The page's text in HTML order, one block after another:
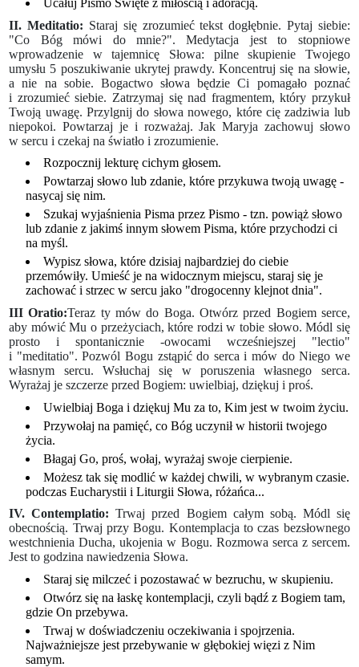
Ucałuj Pismo Święte z miłością i adoracją.
II. Meditatio: Staraj się zrozumieć tekst dogłębnie. Pytaj siebie:
"Co Bóg mówi do mnie?". Medytacja jest to stopniowe
wprowadzenie w tajemnicę Słowa: pilne skupienie Twojego
umysłu 5 poszukiwanie ukrytej prawdy. Koncentruj się na słowie,
a nie na sobie. Bogactwo słowa będzie Ci pomagało poznać
i zrozumieć siebie. Zatrzymaj się nad fragmentem, który przykuł
Twoją uwagę. Przylgnij do słowa nowego, które cię zadziwia lub
niepokoi. Powtarzaj je i rozważaj. Jak Maryja zachowuj słowo
w sercu i czekaj na światło i zrozumienie.
Rozpocznij lekturę cichym głosem.
Powtarzaj słowo lub zdanie, które przykuwa twoją uwagę -
nasycaj się nim.
Szukaj wyjaśnienia Pisma przez Pismo - tzn. powiąż słowo
lub zdanie z jakimś innym słowem Pisma, które przychodzi ci
na myśl.
Wypisz słowa, które dzisiaj najbardziej do ciebie
przemówiły. Umieść je na widocznym miejscu, staraj się je
zachować i strzec w sercu jako "drogocenny klejnot dnia".
III Oratio:Teraz ty mów do Boga. Otwórz przed Bogiem serce,
aby mówić Mu o przeżyciach, które rodzi w tobie słowo. Módl się
prosto i spontanicznie -owocami wcześniejszej "lectio"
i "meditatio". Pozwól Bogu zstąpić do serca i mów do Niego we
własnym sercu. Wsłuchaj się w poruszenia własnego serca.
Wyrażaj je szczerze przed Bogiem: uwielbiaj, dziękuj i proś.
Uwielbiaj Boga i dziękuj Mu za to, Kim jest w twoim życiu.
Przywołaj na pamięć, co Bóg uczynił w historii twojego
życia.
Błagaj Go, proś, wołaj, wyrażaj swoje cierpienie.
Możesz tak się modlić w każdej chwili, w wybranym czasie.
podczas Eucharystii i Liturgii Słowa, różańca...
IV. Contemplatio: Trwaj przed Bogiem całym sobą. Módl się
obecnością. Trwaj przy Bogu. Kontemplacja to czas bezsłownego
westchnienia Ducha, ukojenia w Bogu. Rozmowa serca z sercem.
Jest to godzina nawiedzenia Słowa.
Staraj się milczeć i pozostawać w bezruchu, w skupieniu.
Otwórz się na łaskę kontemplacji, czyli bądź z Bogiem tam,
gdzie On przebywa.
Trwaj w doświadczeniu oczekiwania i spojrzenia.
Najważniejsze jest przebywanie w głębokiej więzi z Nim
samym.